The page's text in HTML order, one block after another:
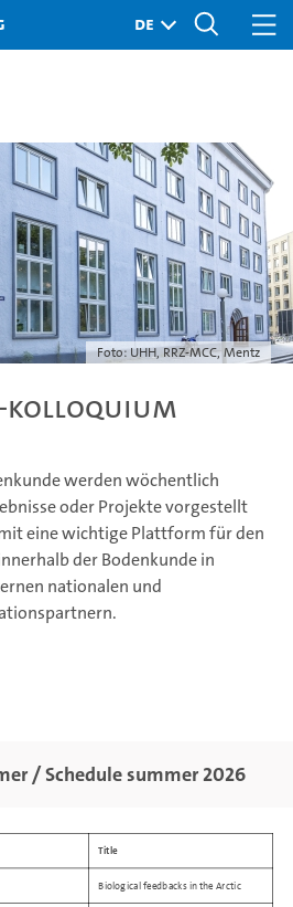
Foto: UHH, RRZ-MCC, Mentz
Kolloquium
werden wöchentlich
oder Projekte vorgestellt
eine wichtige Plattform für den
der Bodenkunde in
nationalen und
/ Schedule summer 2026
Title
Biological feedbacks in the Arctic